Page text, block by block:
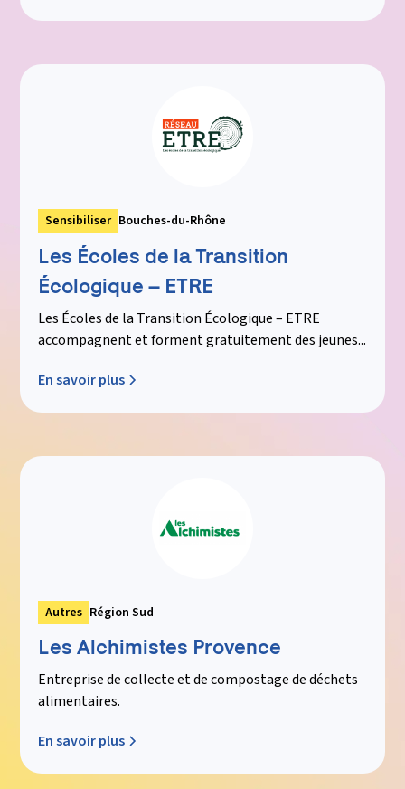
Sensibiliser Bouches-du-Rhône
Les Écoles de la Transition
Écologique – ETRE
Les Écoles de la Transition Écologique – ETRE
accompagnent et forment gratuitement des jeunes...
En savoir plus
Autres Région Sud
Les Alchimistes Provence
Entreprise de collecte et de compostage de déchets
alimentaires.
En savoir plus